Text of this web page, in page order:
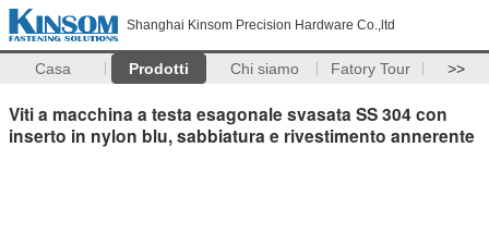
Shanghai Kinsom Precision Hardware Co.,ltd
Casa Prodotti Chi siamo Fatory Tour >>
Viti a macchina a testa esagonale svasata SS 304 con
inserto in nylon blu, sabbiatura e rivestimento annerente